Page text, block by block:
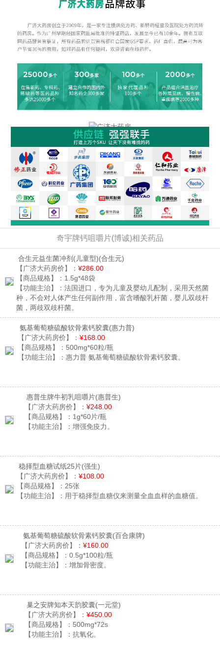
奇宇牌钙咀嚼片(博诚)相关药品
合生元益生菌冲剂(儿童型)(合生元)
【广济大药房价】： ¥286.00
【商品规格】： 1.5g*48袋
【功能主治】： 法国进口，专为儿童及婴幼儿配制，采用天然菌
种，不会对人体产生任何副作用，富含嗜酸乳杆菌，婴儿双歧杆
菌，两歧双歧杆菌。
氨基葡萄糖硫酸软骨素钙胶囊(惠力普)
【广济大药房价】： ¥168.00
【商品规格】： 500mg*60粒/瓶
【功能主治】： 惠力普 氨基葡萄糖硫酸软骨素钙胶囊。
惠普生牌牛初乳咀嚼片(惠普生)
【广济大药房价】： ¥248.00
【商品规格】： 1g*60片/瓶
【功能主治】： 增强免疫力。
稳择型血糖试纸25片(强生)
【广济大药房价】： ¥108.00
【商品规格】： 25张
【功能主治】： 用于稳择型血糖仪来测量全血血样的血糖值。
氨基葡萄糖硫酸软骨素钙胶囊(百合康牌)
【广济大药房价】： ¥160.00
【商品规格】： 0.5g*100粒/瓶
【功能主治】： 增加骨密度。
巢之安牌知本天韵胶囊(一元堂)
【广济大药房价】： ¥450.00
【商品规格】： 500mg*72s
【功能主治】： 抗氧化。